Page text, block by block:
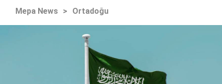
Mepa News > Ortadoğu